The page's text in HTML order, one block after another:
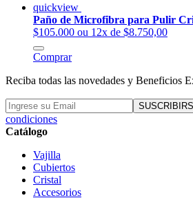
quickview
Paño de Microfibra para Pulir
$105.000 ou 12x de $8.750,00
Comprar
Reciba todas las novedades y Beneficios
condiciones
Catálogo
Vajilla
Cubiertos
Cristal
Accesorios